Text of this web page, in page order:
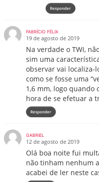
Responder
FABRÍCIO FÉLIX
19 de agosto de 2019
Na verdade o TWI,
sim uma
observar vai localiza-
como se fosse uma
1,6 mm, logo quando
hora de se efetuar a
Responder
GABRIEL
12 de agosto de 2019
Olá boa noite fui
não tinham nenhum
acabei de ler neste